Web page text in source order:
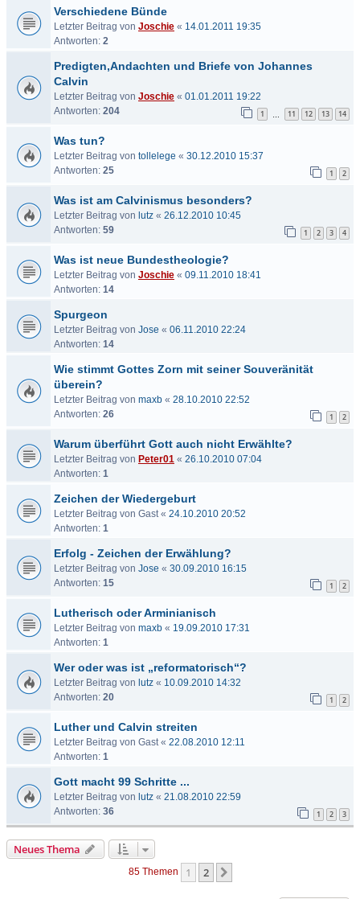
Verschiedene Bünde
Letzter Beitrag von Joschie « 14.01.2011 19:35
Antworten: 2
Predigten,Andachten und Briefe von Johannes
Calvin
Letzter Beitrag von Joschie « 01.01.2011 19:22
Antworten: 204 1 11 12 13 14
Was tun?
Letzter Beitrag von tollelege « 30.12.2010 15:37
Antworten: 25 1 2
Was ist am Calvinismus besonders?
Letzter Beitrag von lutz « 26.12.2010 10:45
Antworten: 59 1 2 3 4
Was ist neue Bundestheologie?
Letzter Beitrag von Joschie « 09.11.2010 18:41
Antworten: 14
Spurgeon
Letzter Beitrag von Jose « 06.11.2010 22:24
Antworten: 14
Wie stimmt Gottes Zorn mit seiner Souveränität
überein?
Letzter Beitrag von maxb « 28.10.2010 22:52
Antworten: 26 1 2
Warum überführt Gott auch nicht Erwählte?
Letzter Beitrag von Peter01 « 26.10.2010 07:04
Antworten: 1
Zeichen der Wiedergeburt
Letzter Beitrag von Gast« 24.10.2010 20:52
Antworten: 1
Erfolg - Zeichen der Erwählung?
Letzter Beitrag von Jose « 30.09.2010 16:15
Antworten: 15 1 2
Lutherisch oder Arminianisch
Letzter Beitrag von maxb « 19.09.2010 17:31
Antworten: 1
Wer oder was ist „reformatorisch“?
Letzter Beitrag von lutz « 10.09.2010 14:32
Antworten: 20 1 2
Luther und Calvin streiten
Letzter Beitrag von Gast« 22.08.2010 12:11
Antworten: 1
Gott macht 99 Schritte ...
Letzter Beitrag von lutz « 21.08.2010 22:59
Antworten: 36 1 2 3
Neues Thema
85 Themen 1 2